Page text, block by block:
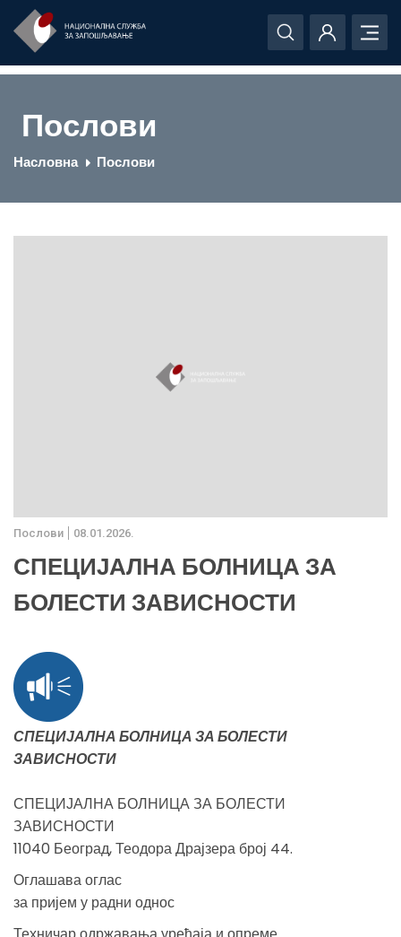
Послови
Насловна Послови
Послови 08.01.2026.
СПЕЦИЈАЛНА БОЛНИЦА ЗА
БОЛЕСТИ ЗАВИСНОСТИ
СПЕЦИЈАЛНА БОЛНИЦА ЗА БОЛЕСТИ
ЗАВИСНОСТИ
СПЕЦИЈАЛНА БОЛНИЦА ЗА БОЛЕСТИ
ЗАВИСНОСТИ
11040 Београд, Теодора Драјзера број 44.
Оглашава оглас
за пријем у радни однос